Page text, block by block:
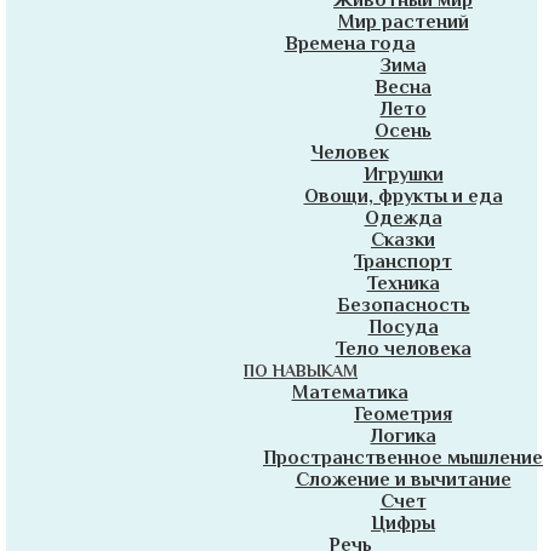
Мир растений
Времена года
Зима
Весна
Лето
Осень
Человек
Игрушки
Овощи, фрукты и еда
Одежда
Сказки
Транспорт
Техника
Безопасность
Посуда
Тело человека
ПО НАВЫКАМ
Математика
Геометрия
Логика
Пространственное мышление
Сложение и вычитание
Счет
Цифры
Речь